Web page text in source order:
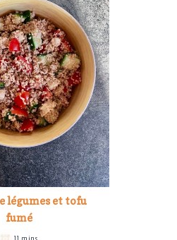
légumes et tofu
fumé